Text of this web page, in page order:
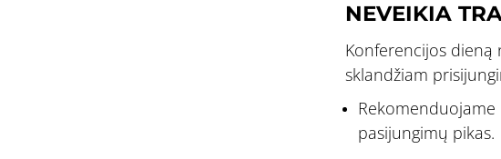
NEVEIKIA
Konferencijos dieną
sklandžiam
pasijungimų pikas.